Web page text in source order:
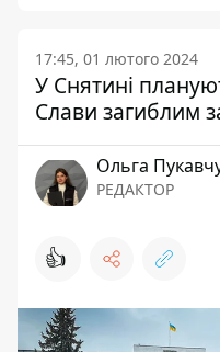
17:45, 01 лютого 2024
У Снятині
Слави загиблим
Ольга
РЕДАКТОР
👍